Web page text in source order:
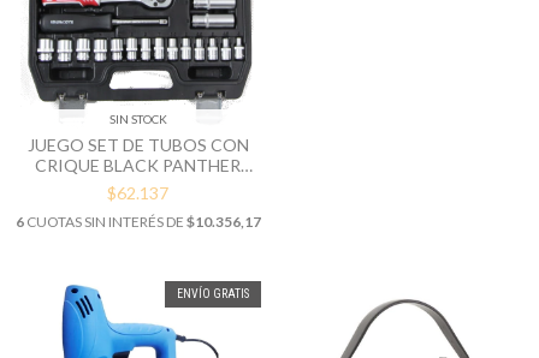
SIN STOCK
JUEGO SET DE TUBOS CON
CRIQUE BLACK PANTHER
ENC. 1/4" 25 PIEZAS
$62.137
6CUOTAS SIN INTERÉS DE $10.356,17
ENVÍO GRATIS